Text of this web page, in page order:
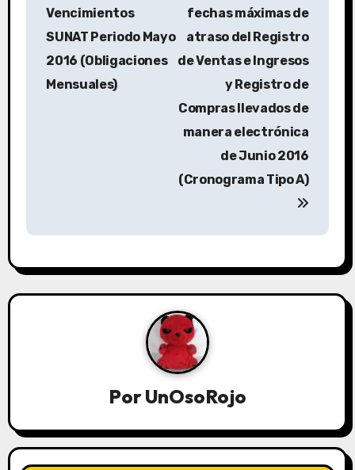
Vencimientos
SUNAT Periodo Mayo
2016 (Obligaciones
Mensuales)
fechas máximas de
atraso del Registro
de Ventas e Ingresos
y Registro de
Compras llevados de
manera electrónica
de Junio 2016
(Cronograma Tipo A)
PorUnOsoRojo